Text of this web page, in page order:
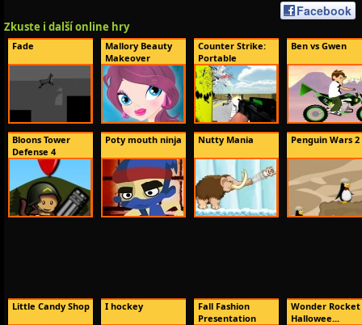
Facebook
Zkuste i další online hry
Fade
Mallory Beauty
Makeover
Counter Strike:
Portable
Ben vs Gwen
Bloons Tower
Defense 4
Poty mouth ninja Nutty Mania Penguin Wars 2
Little Candy Shop I hockey
Fall Fashion
Presentation
Wonder Rocket
Hallowee...